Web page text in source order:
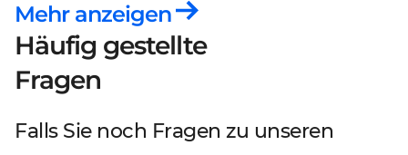
Mehr anzeigen
Häufig gestellte
Fragen
Falls Sie noch Fragen zu unseren